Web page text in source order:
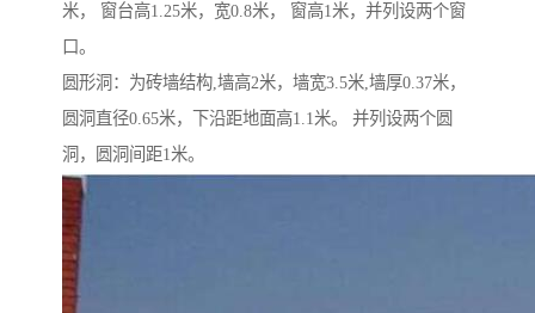
米， 窗台高1.25米，宽0.8米， 窗高1米，并列设两个窗
口。
圆形洞：为砖墙结构,墙高2米，墙宽3.5米,墙厚0.37米，
圆洞直径0.65米，下沿距地面高1.1米。 并列设两个圆
洞，圆洞间距1米。